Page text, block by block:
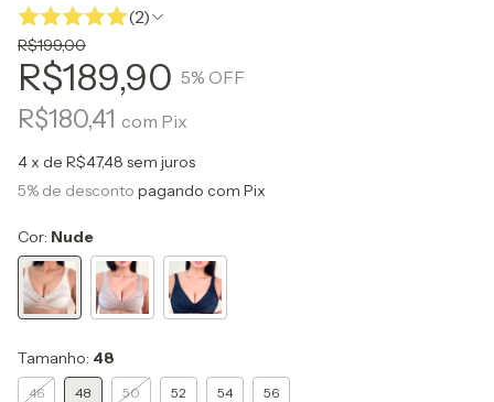
(2)
R$199,00
R$189,90 5% OFF
R$180,41 com Pix
4x de R$47,48 sem juros
5% de desconto pagando com Pix
Cor: Nude
Tamanho: 48
46 48 50 52 54 56